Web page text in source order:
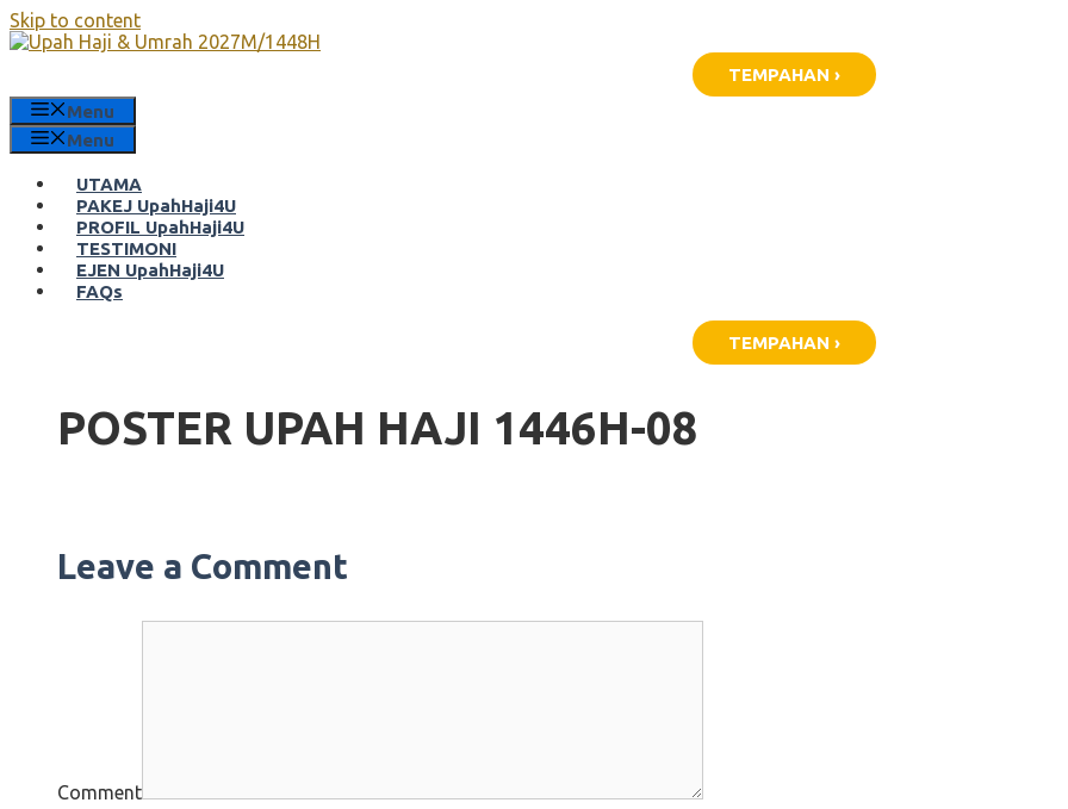
Skip to content
TEMPAHAN ›
Menu
Menu
UTAMA
PAKEJ UpahHaji4U
PROFIL UpahHaji4U
TESTIMONI
EJEN UpahHaji4U
FAQs
TEMPAHAN ›
POSTER UPAH HAJI 1446H-08
Leave a Comment
Comment